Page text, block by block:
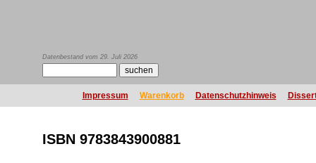
Datenbestand vom 29. Juli 2026
Impressum Warenkorb Datenschutzhinweis
ISBN 9783843900881